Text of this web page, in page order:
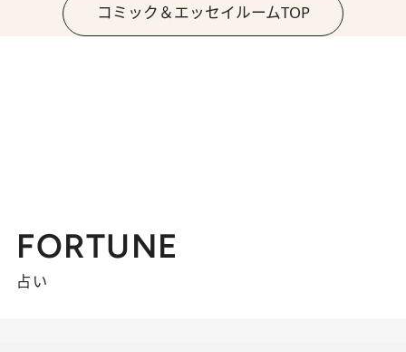
コミック＆エッセイルームTOP
FORTUNE
占い